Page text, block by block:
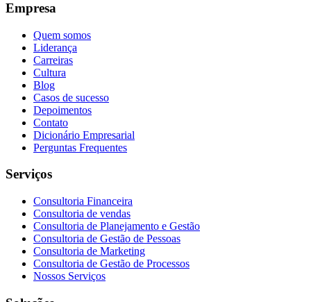
Empresa
Quem somos
Liderança
Carreiras
Cultura
Blog
Casos de sucesso
Depoimentos
Contato
Dicionário Empresarial
Perguntas Frequentes
Serviços
Consultoria Financeira
Consultoria de vendas
Consultoria de Planejamento e Gestão
Consultoria de Gestão de Pessoas
Consultoria de Marketing
Consultoria de Gestão de Processos
Nossos Serviços